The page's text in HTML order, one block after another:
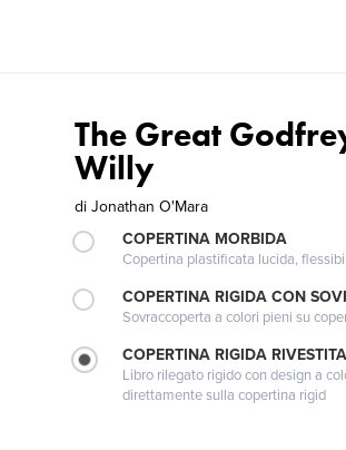
The Great
Willy
di Jonathan O'Mara
COPERTINA MORBIDA
Copertina plastificata lucida,
COPERTINA RIGIDA CON
Sovraccoperta a colori pieni su
COPERTINA RIGIDA RIVESTITA
Libro rilegato rigido con design a
direttamente sulla copertina rigid